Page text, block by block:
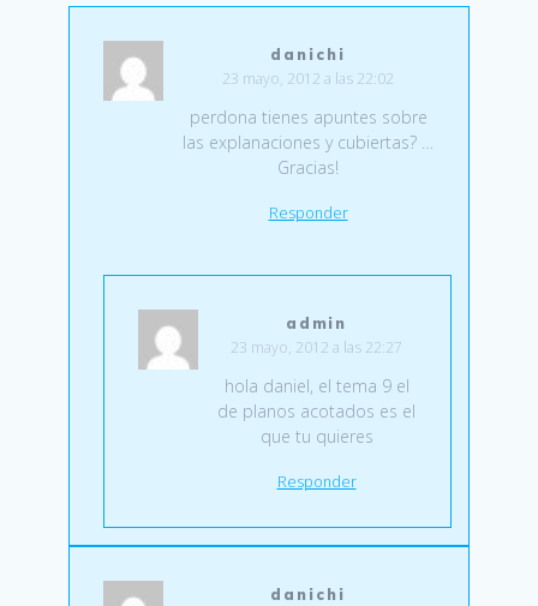
danichi
23 mayo, 2012 a las 22:02
perdona tienes apuntes sobre
las explanaciones y cubiertas? …
Gracias!
Responder
admin
23 mayo, 2012 a las 22:27
hola daniel, el tema 9 el
de planos acotados es el
que tu quieres
Responder
danichi